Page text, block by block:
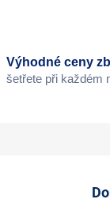
Výhodné ceny
šetřete při každém